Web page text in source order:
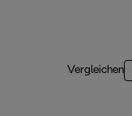
Vergleichen